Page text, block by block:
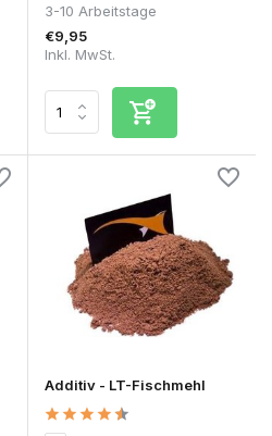
3-10 Arbeitstage
€9,95
Inkl. MwSt.
Additiv - LT-Fischmehl